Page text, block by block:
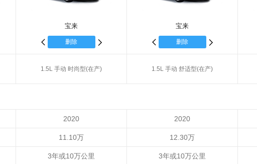
宝来
删除
宝来
删除
1.5L 手动 时尚型(在产) 1.5L 手动 舒适型(在产)
2020 2020
11.10万 12.30万
3年或10万公里 3年或10万公里